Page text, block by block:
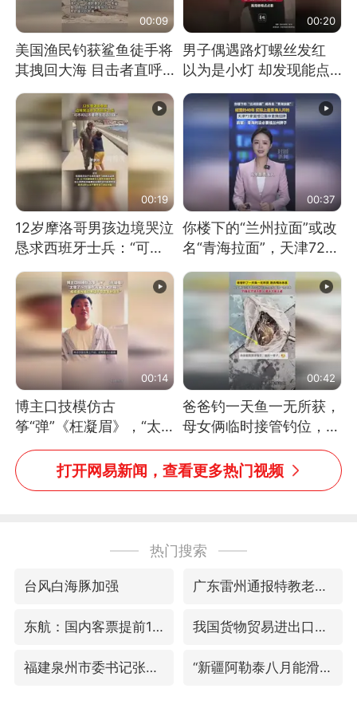
00:09
美国渔民钓获鲨鱼徒手将
其拽回大海 目击者直呼
震惊 （视频来源：参考
消息）
00:20
男子偶遇路灯螺丝发红
以为是小灯 却发现能点
燃香烟 当事人：已报警
处理
00:19
12岁摩洛哥男孩边境哭泣
恳求西班牙士兵：“可不
可以不要把我遣返回国”
00:37
你楼下的“兰州拉面”或改
名“青海拉面”，天津72家
面馆已集体更换招牌
00:14
博主口技模仿古
筝“弹”《枉凝眉》，“太
像了～你是吃古筝长大的
吗？”“或将成为首位考级
不带古筝的选手。”（来
00:42
爸爸钓一天鱼一无所获，
母女俩临时接管钓位，用
玩具鱼竿钓上大鱼
打开网易新闻，查看更多热门视频
热门搜索
台风白海豚加强 广东雷州通报特教老师招聘违规事件
东航：国内客票提前14天免费退改 我国货物贸易进出口超30万亿元
福建泉州市委书记张毅恭被查 “新疆阿勒泰八月能滑雪”不实